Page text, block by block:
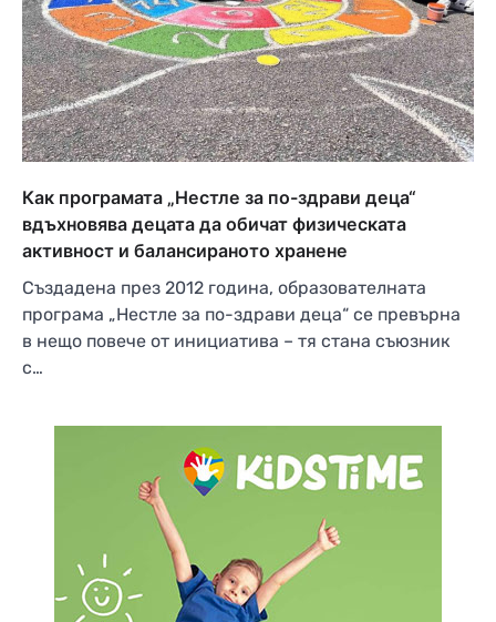
Как програмата „Нестле за по-здрави деца“
вдъхновява децата да обичат физическата
активност и балансираното хранене
Създадена през 2012 година, образователната
програма „Нестле за по-здрави деца“ се превърна
в нещо повече от инициатива – тя стана съюзник
с…